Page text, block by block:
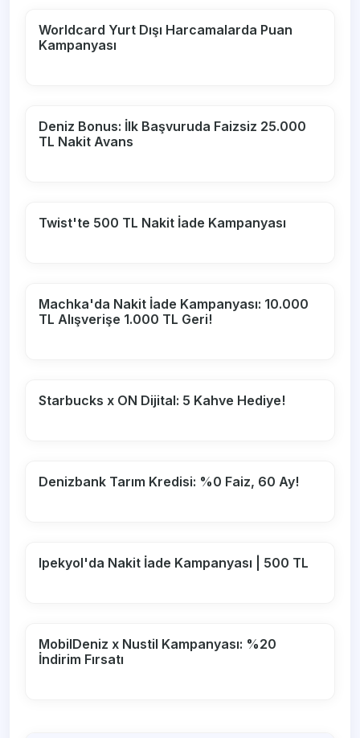
Worldcard Yurt Dışı Harcamalarda Puan
Kampanyası
Deniz Bonus: İlk Başvuruda Faizsiz 25.000
TL Nakit Avans
Twist'te 500 TL Nakit İade Kampanyası
Machka'da Nakit İade Kampanyası: 10.000
TL Alışverişe 1.000 TL Geri!
Starbucks x ON Dijital: 5 Kahve Hediye!
Denizbank Tarım Kredisi: %0 Faiz, 60 Ay!
Ipekyol'da Nakit İade Kampanyası | 500 TL
MobilDeniz x Nustil Kampanyası: %20
İndirim Fırsatı